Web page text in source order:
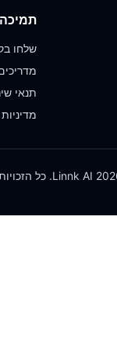
תמיכה
שלחו
תנאי